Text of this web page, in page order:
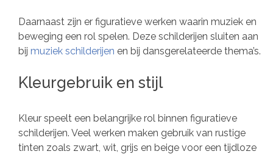
Daarnaast zijn er figuratieve werken waarin muziek en
beweging een rol spelen. Deze schilderijen sluiten aan
bij muziek schilderijen en bij dansgerelateerde thema’s.
Kleurgebruik en stijl
Kleur speelt een belangrijke rol binnen figuratieve
schilderijen. Veel werken maken gebruik van rustige
tinten zoals zwart, wit, grijs en beige voor een tijdloze